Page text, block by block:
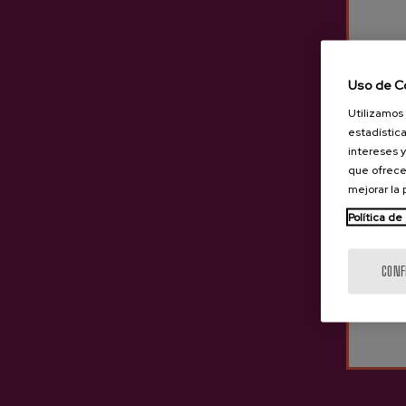
Uso de
Utilizamos
intereses
que
mejorar la
Política de